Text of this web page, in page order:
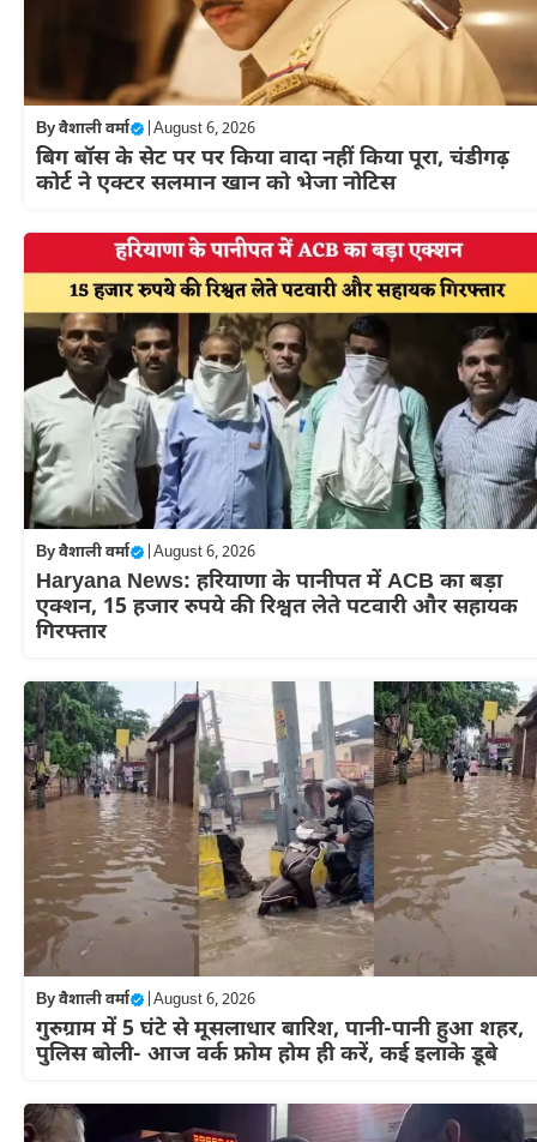
Byवैशाली वर्मा August 6, 2026
बिग बॉस के सेट पर पर किया वादा नहीं किया पूरा, चंडीगढ़
कोर्ट ने एक्टर सलमान खान को भेजा नोटिस
Byवैशाली वर्मा August 6, 2026
Haryana News: हरियाणा के पानीपत में ACB का बड़ा
एक्शन, 15 हजार रुपये की रिश्वत लेते पटवारी और सहायक
गिरफ्तार
Byवैशाली वर्मा August 6, 2026
गुरुग्राम में 5 घंटे से मूसलाधार बारिश, पानी-पानी हुआ शहर,
पुलिस बोली- आज वर्क फ्रोम होम ही करें, कई इलाके डूबे